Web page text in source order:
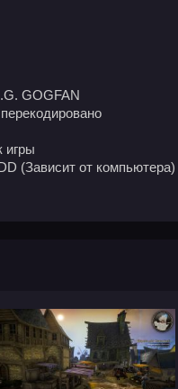
GOGFAN
игры
(Зависит от компьютера)